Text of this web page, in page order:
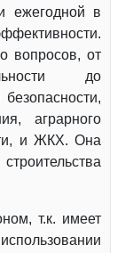
ежегодной в
вопросов, от
до
аграрного
и ЖКХ. Она
т.к. имеет